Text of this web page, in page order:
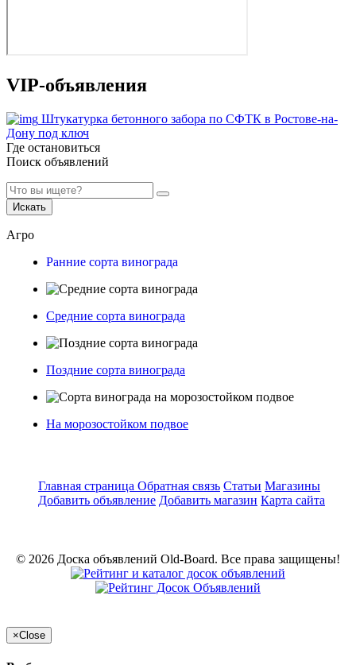
VIP-объявления
Штукатурка бетонного забора по СФТК в Ростове-на-
Дону под ключ
Где остановиться
Поиск объявлений
Искать
Агро
Ранние сорта винограда
Средние сорта винограда
Поздние сорта винограда
На морозостойком подвое
Главная страница Обратная связь Статьи Магазины
Добавить объявление Добавить магазин Карта сайта
© 2026 Доска объявлений Old-Board. Все права защищены!
×Close